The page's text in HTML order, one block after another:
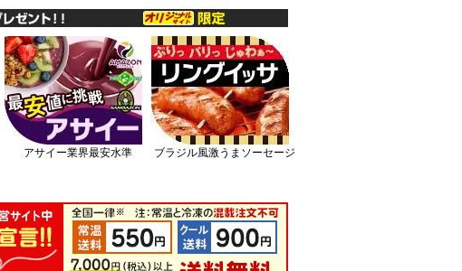
アサイー業界最安水準 ブラジル風激うまソーセージ